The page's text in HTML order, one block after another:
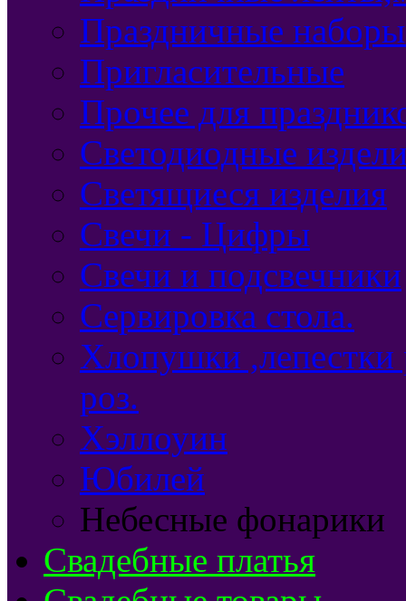
Праздничные
Пригласительные
Прочее для
Светодиодные
Светящиеся изделия
Свечи - Цифры
Свечи и подсвечники
Сервировка стола.
Хлопушки ,лепестки
роз.
Хэллоуин
Юбилей
Небесные фонарики
Свадебные платья